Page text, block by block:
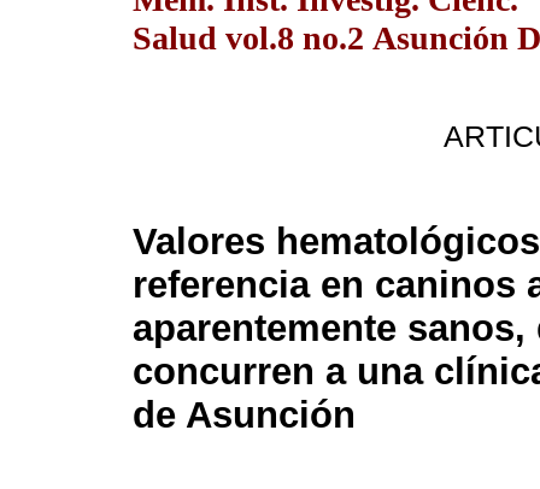
Salud vol.8 no.2 Asunción
Valores
referencia en caninos
aparentemente sanos,
concurren a una
de Asunción